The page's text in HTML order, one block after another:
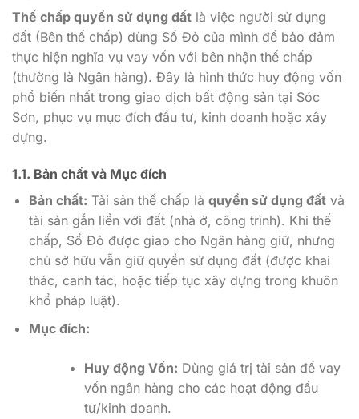
Thế chấp quyền sử dụng đất là việc người sử dụng
đất (Bên thế chấp) dùng Sổ Đỏ của mình để bảo đảm
thực hiện nghĩa vụ vay vốn với bên nhận thế chấp
(thường là Ngân hàng). Đây là hình thức huy động vốn
phổ biến nhất trong giao dịch bất động sản tại Sóc
Sơn, phục vụ mục đích đầu tư, kinh doanh hoặc xây
dựng.
1.1. Bản chất và Mục đích
Bản chất: Tài sản thế chấp là quyền sử dụng đấtvà
tài sản gắn liền với đất (nhà ở, công trình). Khi thế
chấp, Sổ Đỏ được giao cho Ngân hàng giữ, nhưng
chủ sở hữu vẫn giữ quyền sử dụng đất (được khai
thác, canh tác, hoặc tiếp tục xây dựng trong khuôn
khổ pháp luật).
Mục đích:
Huy động Vốn: Dùng giá trị tài sản để vay
vốn ngân hàng cho các hoạt động đầu
tư/kinh doanh.